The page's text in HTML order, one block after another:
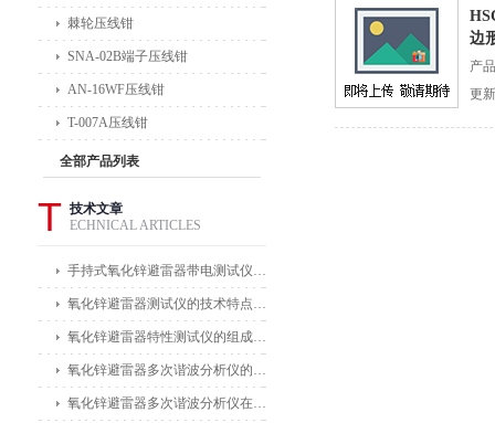
棘轮压线钳
SNA-02B端子压线钳
AN-16WF压线钳
T-007A压线钳
全部产品列表
T 技术文章
ECHNICAL ARTICLES
手持式氧化锌避雷器带电测试仪能在不拆卸避雷器的情况下进行带电测试
氧化锌避雷器测试仪的技术特点体现在哪些方面？
氧化锌避雷器特性测试仪的组成部分及其作用
氧化锌避雷器多次谐波分析仪的主要功能及应用领域
氧化锌避雷器多次谐波分析仪在电力公司和变电站中的应用
边
产
更